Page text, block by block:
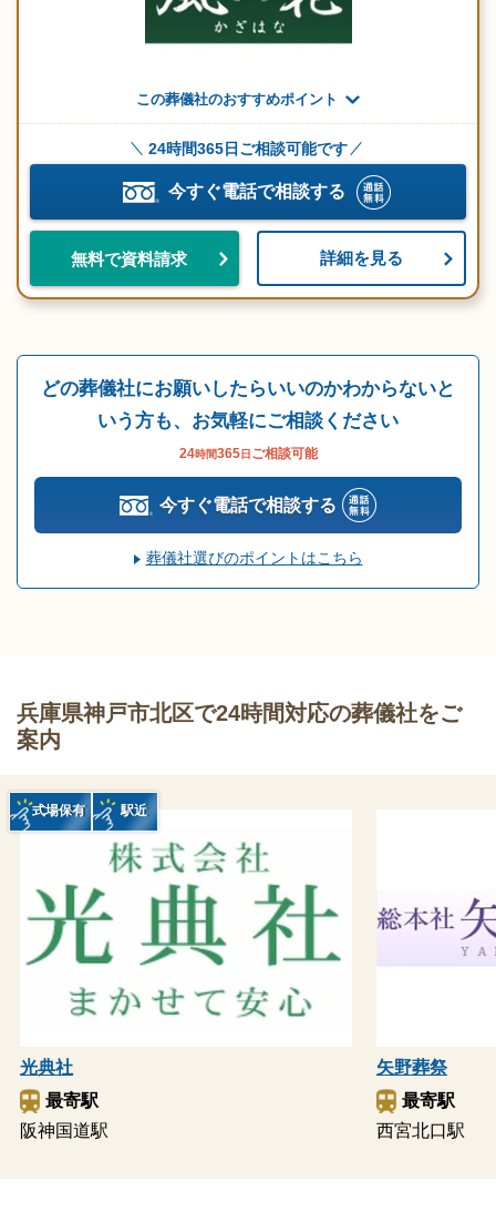
この葬儀社のおすすめポイント
24時間365日ご相談可能です
今すぐ電話で相談する
無料で資料請求 詳細を見る
どの葬儀社にお願いしたらいいのかわからないと
いう方も、お気軽にご相談ください
24時間365日 ご相談可能
今すぐ電話で相談する
葬儀社選びのポイントはこちら
兵庫県神戸市北区で24時間対応の葬儀社をご
案内
光典社
最寄駅
阪神国道駅
式場保有 駅近
矢野葬祭
最寄駅
西宮北口駅